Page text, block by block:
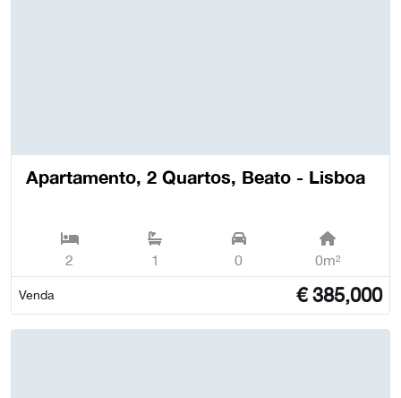
Apartamento, 2 Quartos, Beato - Lisboa
2 1 0 0m²
Venda €385,000